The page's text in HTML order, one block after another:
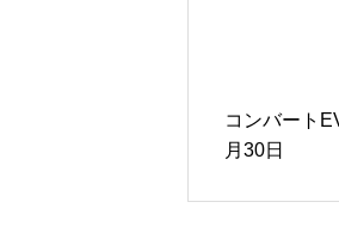
コンバート
月30日